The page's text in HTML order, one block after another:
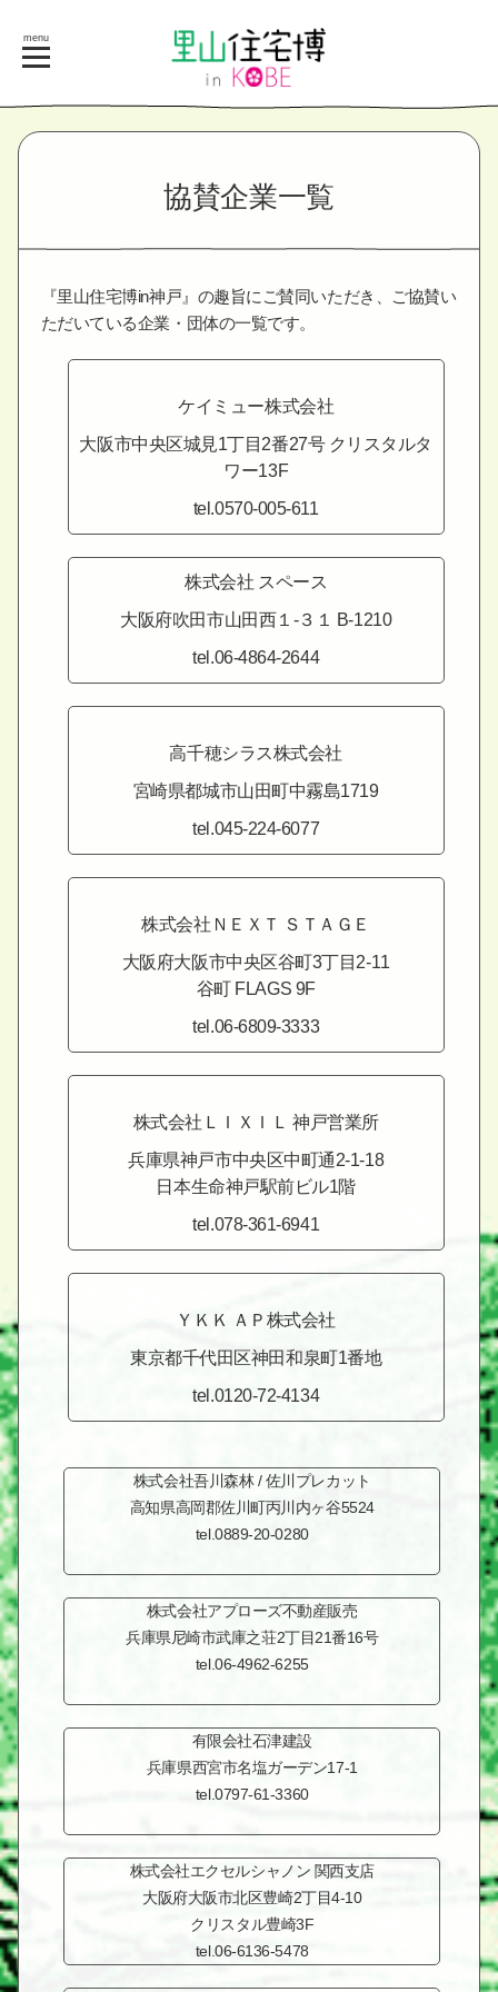
menu
協賛企業一覧
『里山住宅博in神戸』の趣旨にご賛同いただき、ご協賛い
ただいている企業・団体の一覧です。
ケイミュー株式会社
大阪市中央区城見1丁目2番27号 クリスタルタ
ワー13F
tel.0570-005-611
株式会社 スペース
大阪府吹田市山田西１-３１
B-1210
tel.06-4864-2644
高千穂シラス株式会社
宮崎県都城市山田町中霧島1719
tel.045-224-6077
株式会社ＮＥＸＴ ＳＴＡＧＥ
大阪府大阪市中央区谷町3丁目2-11
谷町 FLAGS 9F
tel.06-6809-3333
株式会社ＬＩＸＩＬ 神戸営業所
兵庫県神戸市中央区中町通2-1-18
日本生命神戸駅前ビル1階
tel.078-361-6941
ＹＫＫ ＡＰ株式会社
東京都千代田区神田和泉町1番地
tel.0120-72-4134
株式会社吾川森林 / 佐川プレカット
高知県高岡郡佐川町 丙川内ヶ谷5524
tel.0889-20-0280
株式会社アプローズ不動産販売
兵庫県尼崎市武庫之荘2丁目21番16号
tel.06-4962-6255
有限会社石津建設
兵庫県西宮市名塩ガーデン17-1
tel.0797-61-3360
株式会社エクセルシャノン 関西支店
大阪府大阪市北区豊崎2丁目4-10
クリスタル豊崎3F
tel.06-6136-5478